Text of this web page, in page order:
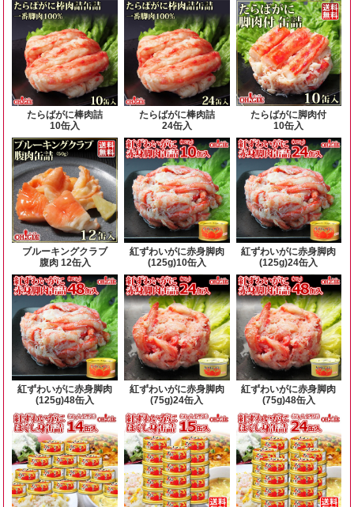
たらばがに棒肉詰
10缶入
たらばがに棒肉詰
24缶入
たらばがに脚肉付
10缶入
ブルーキングクラブ
腹肉 12缶入
紅ずわいがに赤身脚肉
(125g)10缶入
紅ずわいがに赤身脚肉
(125g)24缶入
紅ずわいがに赤身脚肉
(125g)48缶入
紅ずわいがに赤身脚肉
(75g)24缶入
紅ずわいがに赤身脚肉
(75g)48缶入